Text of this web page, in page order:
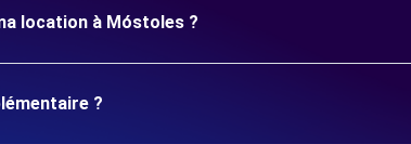
location à Móstoles ?
?